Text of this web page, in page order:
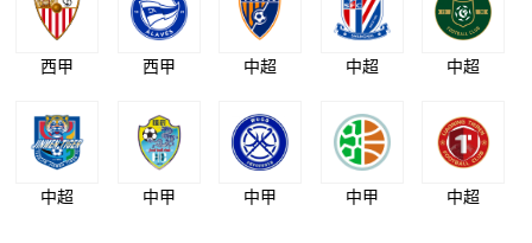
西甲 西甲 中超 中超 中超
中超 中甲 中甲 中甲 中超